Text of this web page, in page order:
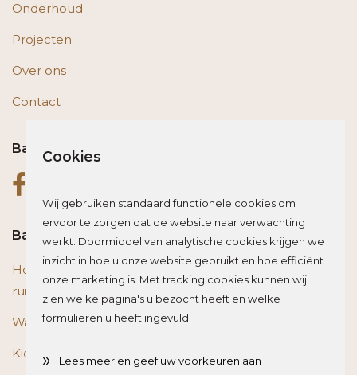
Onderhoud
Projecten
Over ons
Contact
Bas op social media
Bas blogt
Houten vloer of trap renoveren? Zo beïnvloed je de
ruimte optisch
Wat is het beste materiaal voor een traprenovatie?
Kies de juiste plint voor je vloer
Cookies
Wij gebruiken standaard functionele cookies om
ervoor te zorgen dat de website naar verwachting
werkt. Doormiddel van analytische cookies krijgen we
inzicht in hoe u onze website gebruikt en hoe efficiënt
onze marketing is. Met tracking cookies kunnen wij
zien welke pagina's u bezocht heeft en welke
formulieren u heeft ingevuld.
» Lees meer en geef uw voorkeuren aan